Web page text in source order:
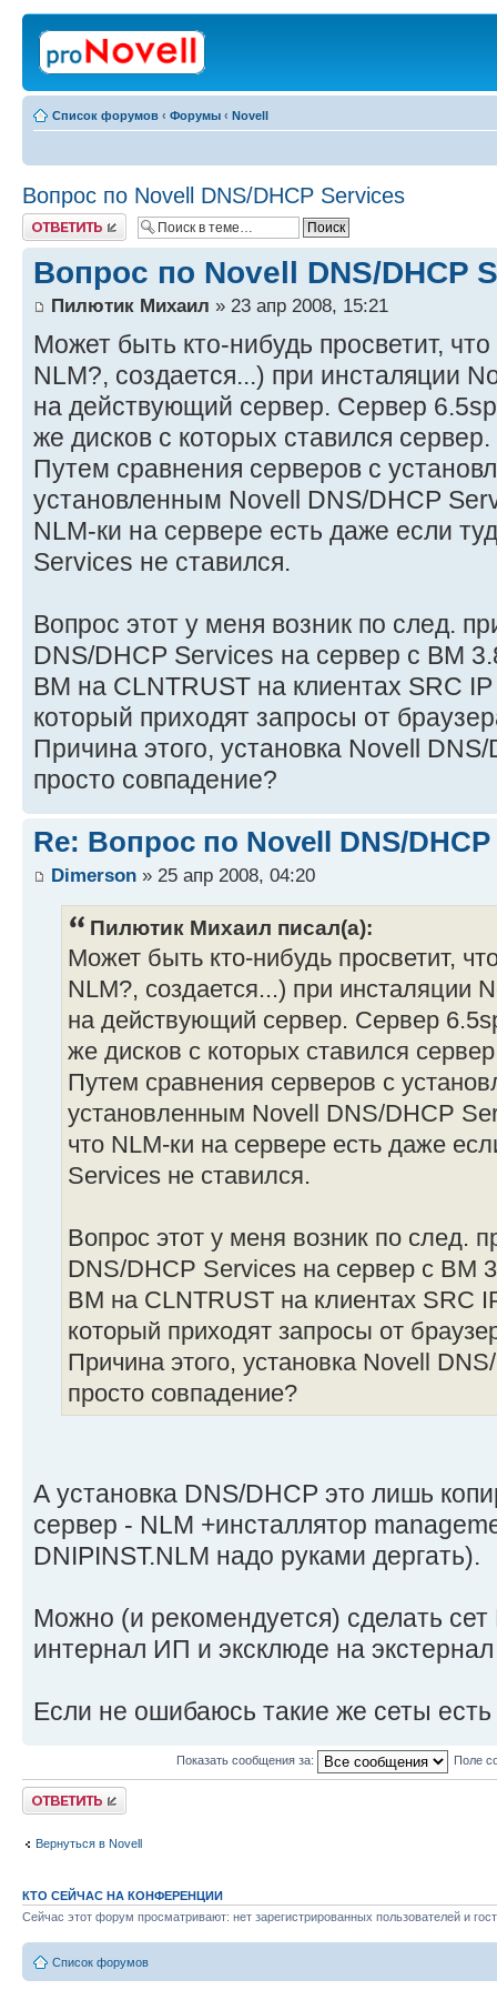
Список форумов ‹ Форумы ‹ Novell
Вопрос по Novell DNS/DHCP Services
Ответить
Вопрос по Novell DNS/DHCP
Пилютик Михаил » 23 апр 2008, 15:21
Может быть кто-нибудь просветит,
NLM?, создается...) при инсталяции
на действующий сервер. Сервер 6.5sp
же дисков с которых ставился сервер.
Путем сравнения серверов с
установленным Novell DNS/DHCP
NLM-ки на сервере есть даже если
Services не ставился.
Вопрос этот у меня возник по след.
DNS/DHCP Services на сервер с BM
BM на CLNTRUST на клиентах SRC
который приходят запросы от
Причина этого, установка Novell
просто совпадение?
Re: Вопрос по Novell DNS/
Dimerson » 25 апр 2008, 04:20
Пилютик Михаил писал(а):
Может быть кто-нибудь просветит,
NLM?, создается...) при инсталяции
на действующий сервер. Сервер
же дисков с которых ставился
Путем сравнения серверов с
установленным Novell DNS/DHCP
что NLM-ки на сервере есть даже
Services не ставился.
Вопрос этот у меня возник по след.
DNS/DHCP Services на сервер с BM
BM на CLNTRUST на клиентах SRC
который приходят запросы от
Причина этого, установка Novell
просто совпадение?
А установка DNS/DHCP это лишь
сервер - NLM +инсталлятор
DNIPINST.NLM надо руками дергать).
Можно (и рекомендуется) сделать
интернал ИП и эксклюде на
Если не ошибаюсь такие же сеты есть
Показать сообщения за: Поле
Ответить
Вернуться в Novell
КТО СЕЙЧАС НА КОНФЕРЕНЦИИ
Сейчас этот форум просматривают: нет зарегистрированных пользователей и
Список форумов